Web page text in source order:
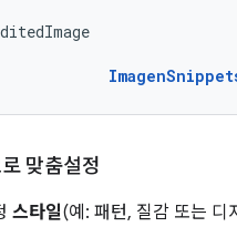
맞춤설정
스타일(예: 패턴, 질감 또는 디